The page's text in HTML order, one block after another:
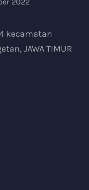
kecamatan
JAWA TIMUR